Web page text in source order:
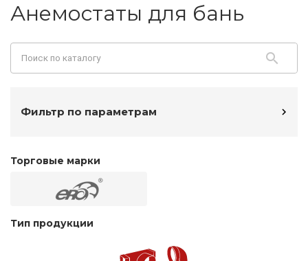
Анемостаты для бань
Фильтр по параметрам
Торговые марки
Тип продукции